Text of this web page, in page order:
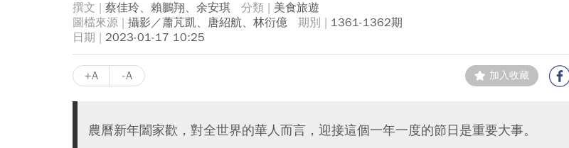
蔡佳玲、賴鵬翔、余安琪
美食旅遊
攝影／蕭芃凱、唐紹航、林衍億
1361-1362期
2023-01-17 10:25
+A -A 加入收藏
農曆新年闔家歡，對全世界的華人而言，迎接這個一年一度的節日是重要大事。